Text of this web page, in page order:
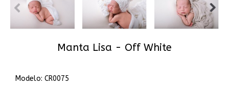
Manta Lisa - Off White
Modelo: CR0075